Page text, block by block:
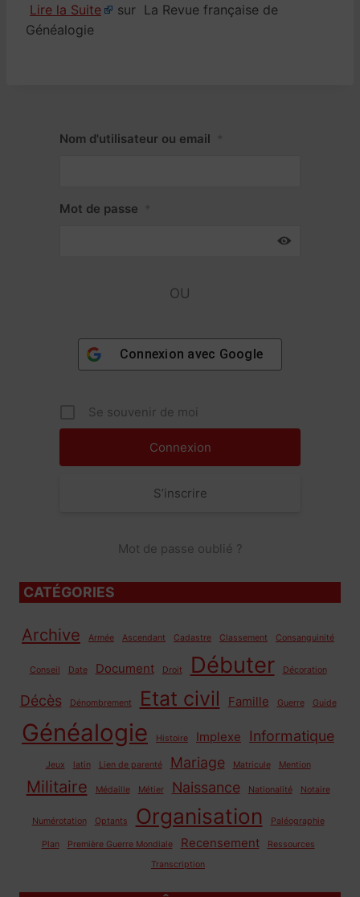
Lire la Suite
sur La Revue française de
Généalogie
Nom d'utilisateur ou email
Mot de passe
OU
Connexion avec Google
Se souvenir de moi
S’inscrire
Mot de passe oublié ?
CATÉGORIES
Archive Armée Ascendant Cadastre Classement Consanguinité
Conseil Date Document Droit Débuter Décoration
Décès Dénombrement Etat civil Famille Guerre Guide
Généalogie Histoire Implexe Informatique
Jeux latin Lien de parenté Mariage Matricule Mention
Militaire Médaille Métier Naissance Nationalité Notaire
Numérotation Optants Organisation Paléographie
Plan Première Guerre Mondiale Recensement
Ressources
Transcription